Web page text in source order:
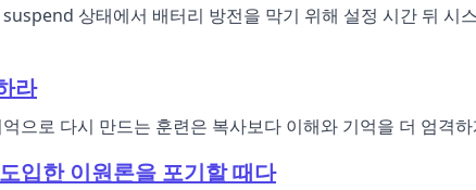
상태에서 배터리 방전을 막기 위해 설정 시간 뒤 시
라
으로 다시 만드는 훈련은 복사보다 이해와 기억을 더 엄격
입한 이원론을 포기할 때다